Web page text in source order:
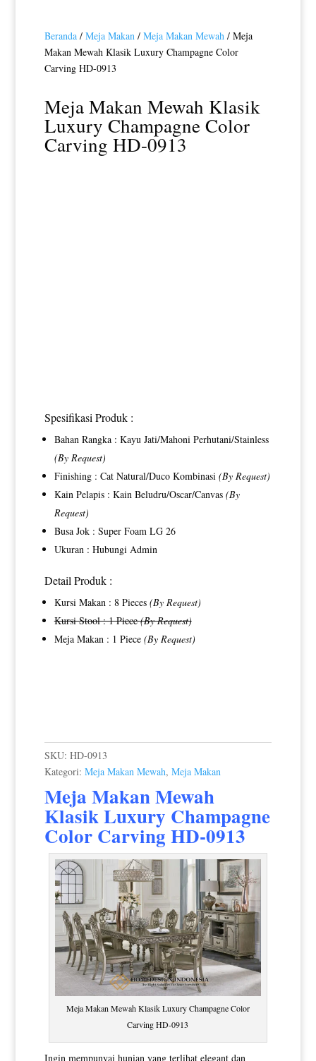
Beranda/ Meja Makan/ Meja Makan Mewah/ Meja
Makan Mewah Klasik Luxury Champagne Color
Carving HD-0913
Meja Makan Mewah Klasik
Luxury Champagne Color
Carving HD-0913
Spesifikasi Produk :
Bahan Rangka : Kayu Jati/Mahoni Perhutani/Stainless
(By Request)
Finishing : Cat Natural/Duco Kombinasi (By Request)
Kain Pelapis : Kain Beludru/Oscar/Canvas (By
Request)
Busa Jok : Super Foam LG 26
Ukuran : Hubungi Admin
Detail Produk :
Kursi Makan : 8 Pieces (By Request)
Kursi Stool : 1 Piece(By Request)
Meja Makan : 1 Piece (By Request)
SKU: HD-0913
Kategori: Meja Makan Mewah, Meja Makan
Meja Makan Mewah
KlasikLuxury Champagne
Color Carving HD-0913
Meja Makan Mewah Klasik Luxury Champagne Color
Carving HD-0913
Ingin mempunyai hunian yang terlihat elegant dan